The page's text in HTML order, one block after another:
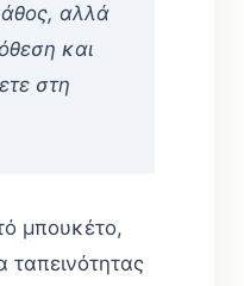
αλλά
και
στη
μπουκέτο,
ταπεινότητας